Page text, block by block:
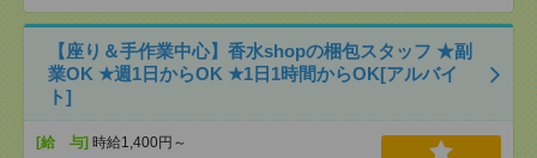
【座り＆手作業中心】香水shopの梱包スタッフ ★副
業OK ★週1日からOK ★1日1時間からOK[アルバイ
ト]
[給 与] 時給1,400円～